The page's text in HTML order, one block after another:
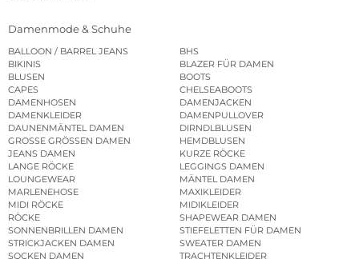
Damenmode & Schuhe
BALLOON / BARREL JEANS
BHS
BIKINIS
BLAZER FÜR DAMEN
BLUSEN
BOOTS
CAPES
CHELSEABOOTS
DAMENHOSEN
DAMENJACKEN
DAMENKLEIDER
DAMENPULLOVER
DAUNENMÄNTEL DAMEN
DIRNDLBLUSEN
GROSSE GRÖSSEN DAMEN
HEMDBLUSEN
JEANS DAMEN
KURZE RÖCKE
LANGE RÖCKE
LEGGINGS DAMEN
LOUNGEWEAR
MÄNTEL DAMEN
MARLENEHOSE
MAXIKLEIDER
MIDI RÖCKE
MIDIKLEIDER
RÖCKE
SHAPEWEAR DAMEN
SONNENBRILLEN DAMEN
STIEFELETTEN FÜR DAMEN
STRICKJACKEN DAMEN
SWEATER DAMEN
SOCKEN DAMEN
TRACHTENKLEIDER